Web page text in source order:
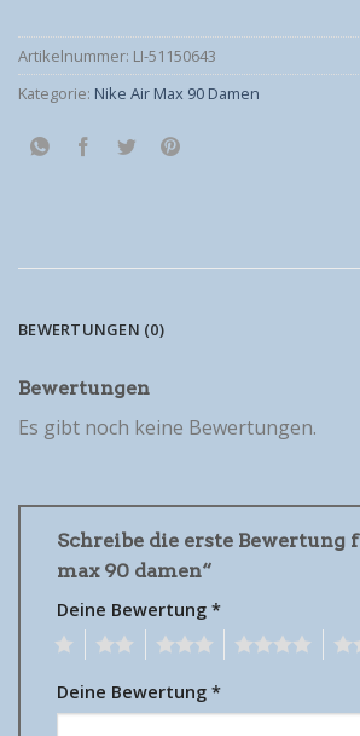
Artikelnummer: LI-51150643
Kategorie: Nike Air Max 90 Damen
BEWERTUNGEN (0)
Bewertungen
Es gibt noch keine Bewertungen.
Schreibe die erste Bewertung
max 90 damen“
Deine Bewertung *
Deine Bewertung *